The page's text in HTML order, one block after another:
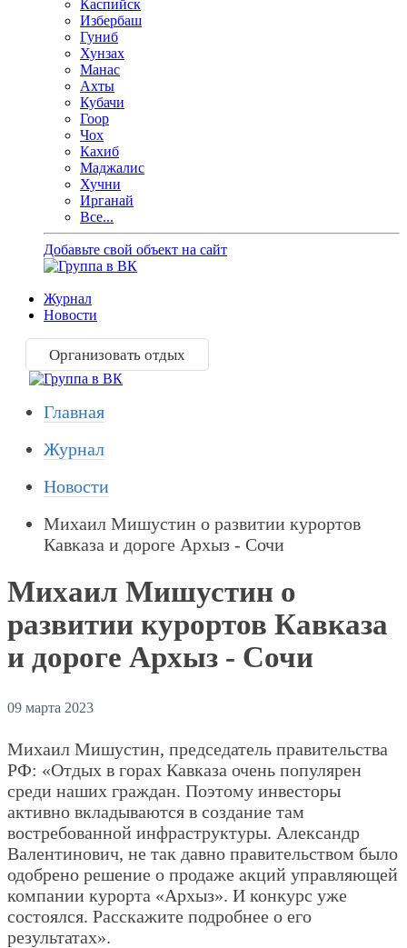
Каспийск
Избербаш
Гуниб
Хунзах
Манас
Ахты
Кубачи
Гоор
Чох
Кахиб
Маджалис
Хучни
Ирганай
Все...
Добавьте свой объект на сайт
Журнал
Новости
Организовать отдых
Главная
Журнал
Новости
Михаил Мишустин о развитии курортов
Кавказа и дороге Архыз - Сочи
Михаил Мишустин о
развитии курортов Кавказа
и дороге Архыз - Сочи
09 марта 2023
Михаил Мишустин, председатель правительства
РФ: «Отдых в горах Кавказа очень популярен
среди наших граждан. Поэтому инвесторы
активно вкладываются в создание там
востребованной инфраструктуры. Александр
Валентинович, не так давно правительством было
одобрено решение о продаже акций управляющей
компании курорта «Архыз». И конкурс уже
состоялся. Расскажите подробнее о его
результатах».